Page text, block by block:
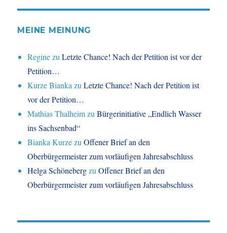
MEINE MEINUNG
ReginezuLetzte Chance! Nach der Petition ist vor der
Petition…
Kurze BiankazuLetzte Chance! Nach der Petition ist
vor der Petition…
Mathias ThalheimzuBürgerinitiative „Endlich Wasser
ins Sachsenbad“
Bianka KurzezuOffener Brief an den
Oberbürgermeister zum vorläufigen Jahresabschluss
Helga SchönebergzuOffener Brief an den
Oberbürgermeister zum vorläufigen Jahresabschluss